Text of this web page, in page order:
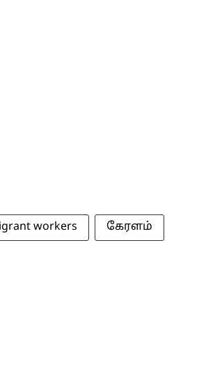
workers கேரளம்